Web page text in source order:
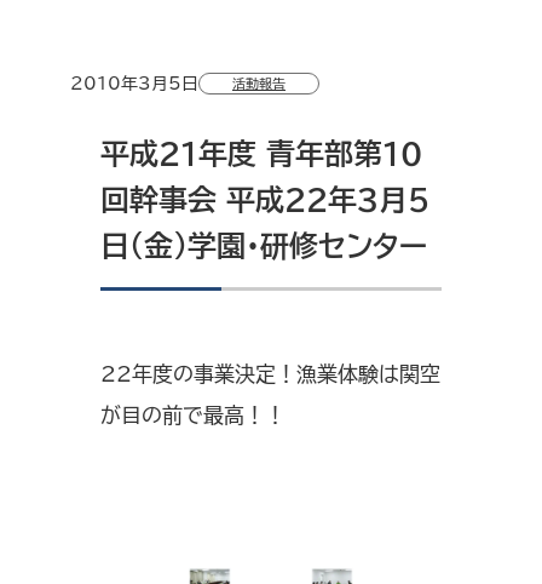
2010年3月5日 活動報告
平成21年度 青年部第10
回幹事会 平成22年3月5
日（金）学園・研修センター
22年度の事業決定！漁業体験は関空
が目の前で最高！！